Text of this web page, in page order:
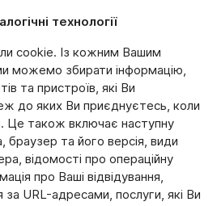
технології
сookie. Із кожним Вашим
можемо збирати інформацію,
та пристроїв, які Ви
до яких Ви приєднуєтесь, коли
Це також включає наступну
браузер та його версія, види
відомості про операційну
про Ваші відвідування,
URL-адресами, послуги, які Ви